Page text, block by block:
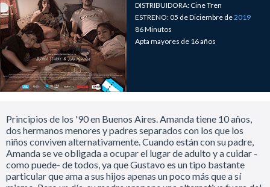
DISTRIBUIDORA: Cine Tren
ESTRENO: 05 de Diciembre de2019
86 Minutos
Apta mayores de 16 años
Principios de los '90 en Buenos Aires. Amanda tiene 10 años,
dos hermanos menores y padres separados con los que los
niños conviven alternativamente. Cuando están con su padre,
Amanda se ve obligada a ocupar el lugar de adulto y a cuidar -
como puede- de todos, ya que Gustavo es un tipo bastante
particular que ama a sus hijos apenas un poco más que a sí